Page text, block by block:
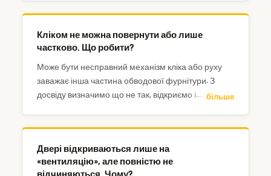
Кліком не можна повернути або лише
частково. Що робити?
Може бути несправний механізм кліка або руху
заважає інша частина обводової фурнітури. З
досвіду визначимо що не так, відкриємо і
більше
Двері відкриваються лише на
«вентиляцію», але повністю не
відчиняються. Чому?